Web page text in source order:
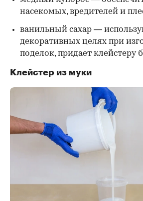
насекомых, вредителей и
ванильный сахар —
декоративных целях при
поделок, придает клейстеру
Клейстер из муки